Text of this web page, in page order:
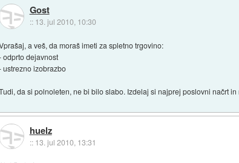
Gost
:: 13. jul 2010, 10:30
a veš, da moraš imeti za spletno trgovino:
odprto dejavnost
ustrezno izobrazbo
da si polnoleten, ne bi bilo slabo. Izdelaj si najprej poslovni načrt
huelz
:: 13. jul 2010, 13:31